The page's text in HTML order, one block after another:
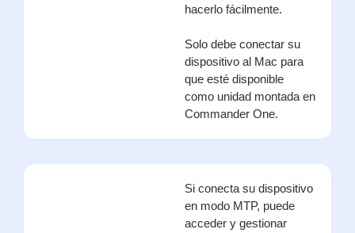
hacerlo fácilmente.
Solo debe conectar su
dispositivo al Mac para
que esté disponible
como unidad montada en
Commander One.
Si conecta su dispositivo
en modo MTP, puede
acceder y gestionar